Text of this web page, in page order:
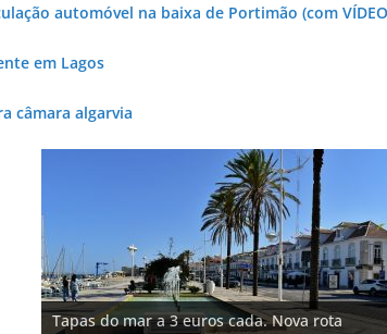
automóvel na baixa de Portimão (com
em Lagos
câmara algarvia
Tapas do mar a 3 euros cada. Nova rota
Projeto milionário: investimento de 108
milhões de euros na construção de dois
Tempestades roubam areia de praias e põem
Milagre da água. Fontes emblemáticas do
Foto do dia: uma cidade algarvia que cresceu